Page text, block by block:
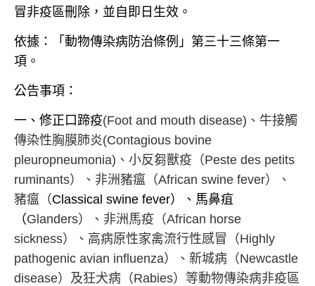
冒非疫區刪除，並自即日生效。
依據：「動物傳染病防治條例」第三十三條第一
項。
公告事項：
一、修正口蹄疫(Foot and mouth disease) 、牛接觸
傳染性胸膜肺炎(Contagious bovine
pleuropneumonia) 、小反芻獸疫（Peste des petits
ruminants）、非洲豬瘟（African swine fever）、
豬瘟（C lassical swine fever）、馬鼻疽
（Glanders）、非洲馬疫（African horse
sickness）、高病原性家禽流行性感冒（Highly
pathogenic avian influenza）、新城病（Newcastle
disease）及狂犬病（Rabies）等動物傳染病非疫區